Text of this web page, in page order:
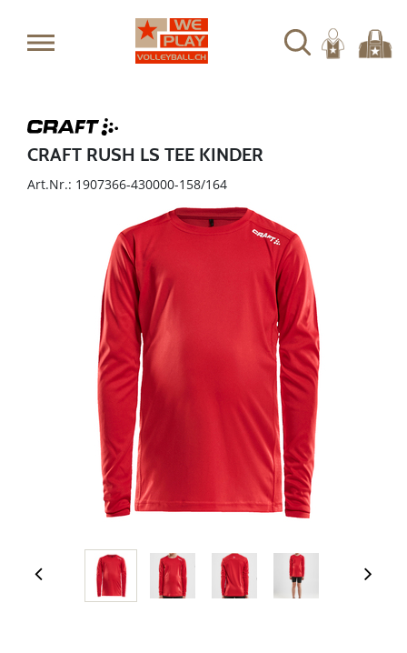
CRAFT RUSH LS TEE KINDER
Art.Nr.: 1907366-430000-158/164